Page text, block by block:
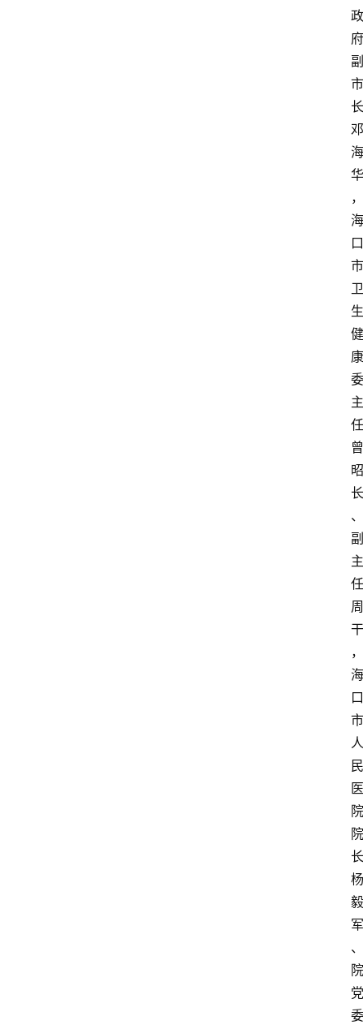
政
府
副
市
长
邓
海
华
，
海
口
市
卫
生
健
康
委
主
任
曾
昭
长
、
副
主
任
周
干
，
海
口
市
人
民
医
院
院
长
杨
毅
军
、
院
党
委